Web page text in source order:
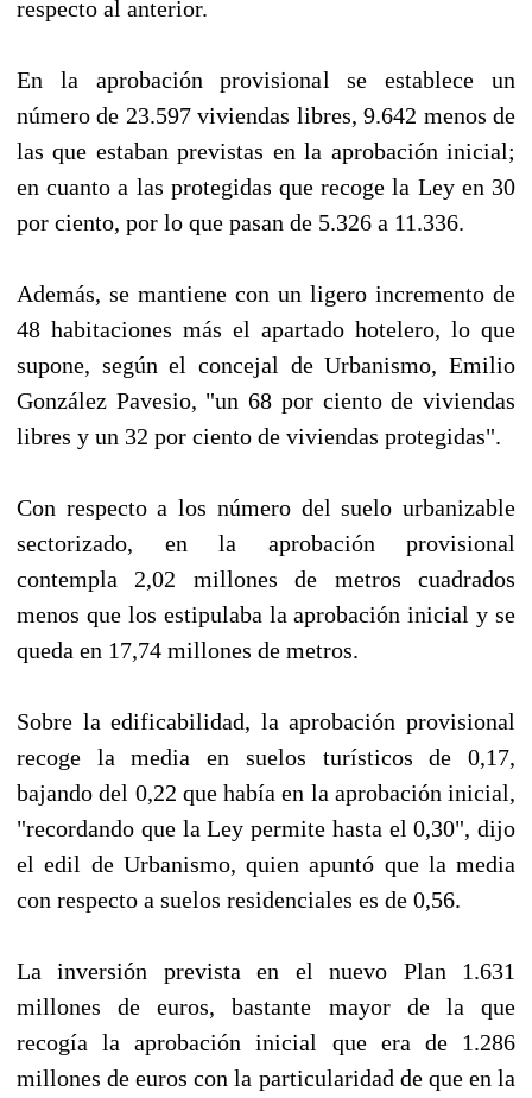
respecto al anterior.
En la aprobación provisional se establece un
número de 23.597 viviendas libres, 9.642 menos de
las que estaban previstas en la aprobación inicial;
en cuanto a las protegidas que recoge la Ley en 30
por ciento, por lo que pasan de 5.326 a 11.336.
Además, se mantiene con un ligero incremento de
48 habitaciones más el apartado hotelero, lo que
supone, según el concejal de Urbanismo, Emilio
González Pavesio, "un 68 por ciento de viviendas
libres y un 32 por ciento de viviendas protegidas".
Con respecto a los número del suelo urbanizable
sectorizado, en la aprobación provisional
contempla 2,02 millones de metros cuadrados
menos que los estipulaba la aprobación inicial y se
queda en 17,74 millones de metros.
Sobre la edificabilidad, la aprobación provisional
recoge la media en suelos turísticos de 0,17,
bajando del 0,22 que había en la aprobación inicial,
"recordando que la Ley permite hasta el 0,30", dijo
el edil de Urbanismo, quien apuntó que la media
con respecto a suelos residenciales es de 0,56.
La inversión prevista en el nuevo Plan 1.631
millones de euros, bastante mayor de la que
recogía la aprobación inicial que era de 1.286
millones de euros con la particularidad de que en la